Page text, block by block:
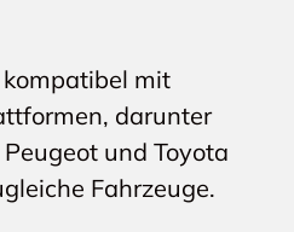
mit
darunter
und Toyota
Fahrzeuge.